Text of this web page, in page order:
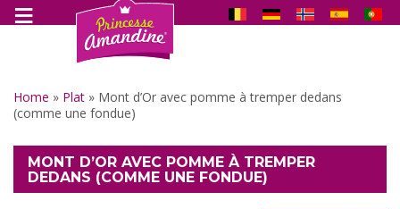
Home » Plat » Mont d’Or avec pomme à tremper dedans
(comme une fondue)
MONT D’OR AVEC POMME À TREMPER
DEDANS (COMME UNE FONDUE)